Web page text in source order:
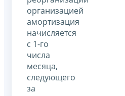
организацией
амортизация
начисляется
с 1-го
числа
месяца,
следующего
за